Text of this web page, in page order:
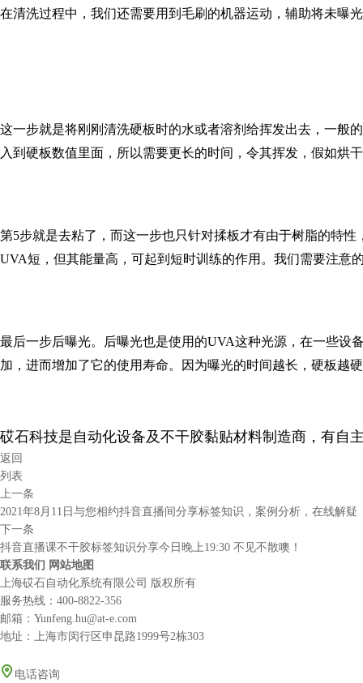
在清洗过程中，我们还需要用到毛刷的机器运动，辅助将未曝
这一步就是将刚刚清洗硬板时的水或者溶剂给挥发出去，一般
入到硬板数值里面，所以需要更长的时间，令其挥发，假如烘
第5步就是去粘了，而这一步也只针对揉板才有由于树脂的特
UVA短，但其能量高，可起到短时训练的作用。我们需要注意
最后一步后曝光。后曝光也是使用的UVA这种光源，在一些设
加，进而增加了它的使用寿命。因为曝光的时间越长，硬板越
砹石科技是自动化设备及不干胶黏贴材料制造商，有自
返回
列表
上一条
2021年8月11日与您相约抖音直播间分享标签知识，案例分析，在线解疑
下一条
抖音直播课不干胶标签知识分享今日晚上19:30 不见不散噢！
联系我们 网站地图
上海砹石自动化系统有限公司 版权所有
服务热线： 400-8822-356
邮箱：Yunfeng.hu@at-e.com
地址：上海市闵行区申昆路1999号2栋303
电话咨询